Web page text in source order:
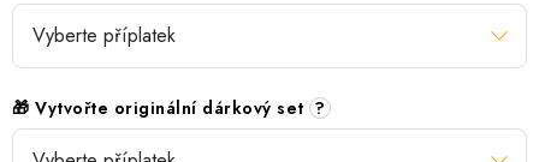
🎁 Vytvořte originální dárkový set ?